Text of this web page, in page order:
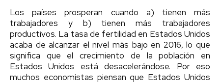
Los países prosperan cuando a) tienen más
trabajadores y b) tienen más trabajadores
productivos. La tasa de fertilidad en Estados Unidos
acaba de alcanzar el nivel más bajo en 2016, lo que
significa que el crecimiento de la población en
Estados Unidos está desacelerándose. Por eso
muchos economistas piensan que Estados Unidos